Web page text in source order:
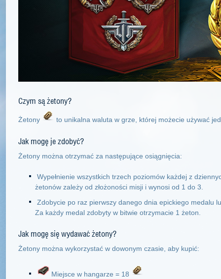
Czym są żetony?
Żetony to unikalna waluta w grze, której możecie używać
Jak mogę je zdobyć?
Żetony można otrzymać za następujące osiągnięcia:
Wypełnienie wszystkich trzech poziomów każdej z
żetonów zależy od złożoności misji i wynosi od 1 do 3.
Zdobycie po raz pierwszy danego dnia epickiego medalu
Za każdy medal zdobyty w bitwie otrzymacie 1 żeton.
Jak mogę się wydawać żetony?
Żetony można wykorzystać w dowonym czasie, aby kupić:
Miejsce w hangarze = 18